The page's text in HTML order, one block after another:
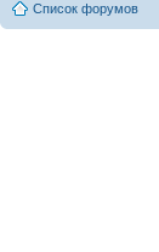
Список форумов